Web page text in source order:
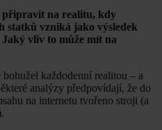
připravit na realitu, kdy
statků vzniká jako výsledek
vliv to může mít na
každodenní realitou – a
analýzy předpovídají, že do
na internetu tvořeno stroji (a